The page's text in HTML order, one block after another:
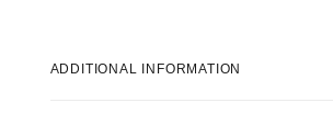
ADDITIONAL INFORMATION